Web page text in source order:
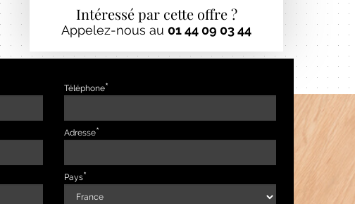
Intéressé par cette offre ?
Appelez-nous au 01 44 09 03 44
Téléphone
Adresse
Pays